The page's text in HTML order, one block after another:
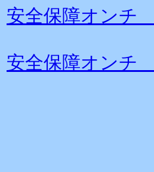
安全保障オン
安全保障オン